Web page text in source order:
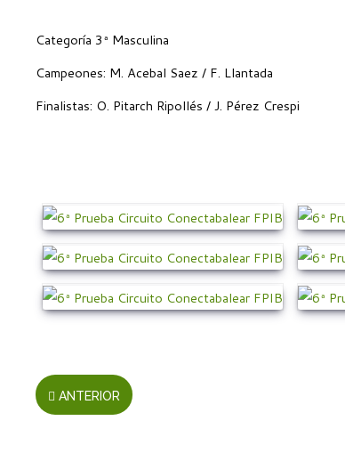
Categoría 3ª Masculina
Campeones: M. Acebal Saez / F. Llantada
Finalistas: O. Pitarch Ripollés / J. Pérez Crespi
ANTERIOR